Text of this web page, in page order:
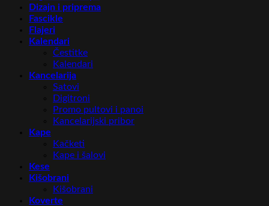
Dizajn i priprema
Fascikle
Flajeri
Kalendari
Čestitke
Kalendari
Kancelarija
Satovi
Digitroni
Promo pultovi i panoi
Kancelarijski pribor
Kape
Kačketi
Kape i šalovi
Kese
Kišobrani
Kišobrani
Koverte